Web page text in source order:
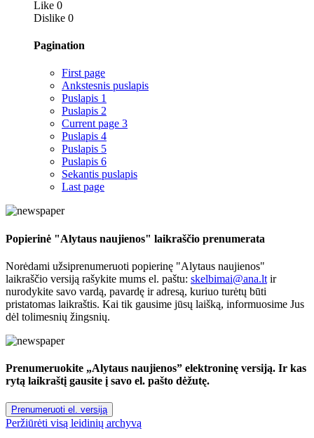
Like 0
Dislike 0
Pagination
First page
Ankstesnis puslapis
Puslapis 1
Puslapis 2
Current page 3
Puslapis 4
Puslapis 5
Puslapis 6
Sekantis puslapis
Last page
Popierinė "Alytaus naujienos" laikraščio prenumerata
Norėdami užsiprenumeruoti popierinę "Alytaus naujienos"
laikraščio versiją rašykite mums el. paštu: skelbimai@ana.lt ir
nurodykite savo vardą, pavardę ir adresą, kuriuo turėtų būti
pristatomas laikraštis. Kai tik gausime jūsų laišką, informuosime Jus
dėl tolimesnių žingsnių.
Prenumeruokite „Alytaus naujienos” elektroninę versiją. Ir kas
rytą laikraštį gausite į savo el. pašto dėžutę.
Prenumeruoti el. versiją
Peržiūrėti visą leidinių archyvą